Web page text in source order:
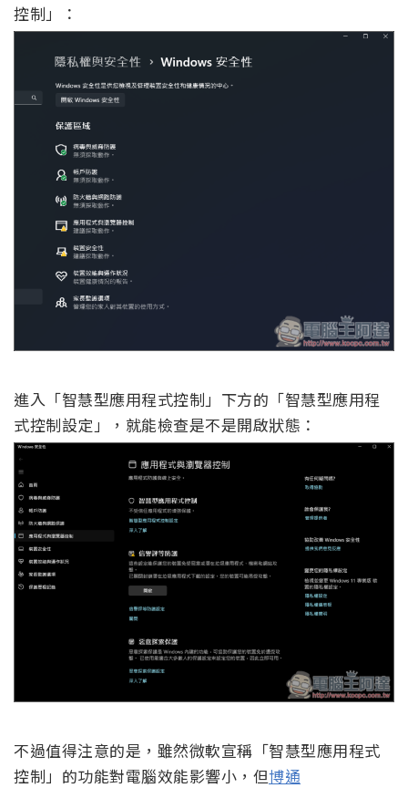
控制」：
進入「智慧型應用程式控制」下方的「智慧型應用程
式控制設定」，就能檢查是不是開啟狀態：
不過值得注意的是，雖然微軟宣稱「智慧型應用程式
控制」的功能對電腦效能影響小，但博通